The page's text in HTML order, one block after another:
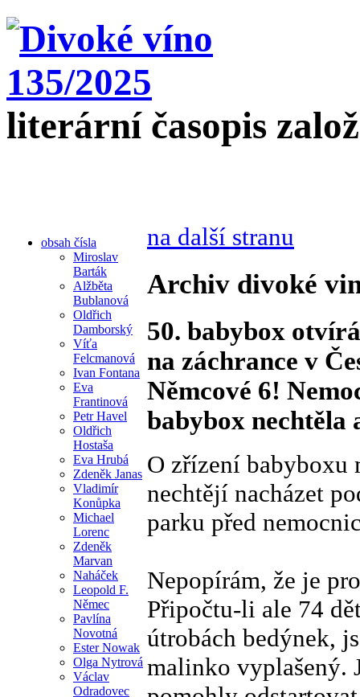
literární časopis
obsah čísla
Miroslav
Barták
Alžběta
Bublanová
Oldřich
Damborský
Víťa
Felcmanová
Ivan Fontana
Eva
Frantinová
Petr Havel
Oldřich
Hostaša
Eva Hrubá
Zdeněk Janas
Vladimír
Konůpka
Michael
Lorenc
Zdeněk
Marvan
Naháček
Leopold F.
Němec
Pavlína
Novotná
Ester Nowak
Olga Nytrová
Václav
Odradovec
na další stranu
Archiv divoké
50. babybox
na záchrance v
Němcové 6!
babybox nechtěla
O zřízení babyboxu
nechtějí nacházet
parku před
Nepopírám, že je
Připočtu-li ale 74
útrobách bedýnek,
malinko vyplašený.